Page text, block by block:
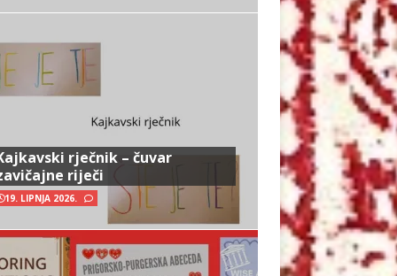
rječnik – čuvar
riječi
19. LIPNJA 2026.